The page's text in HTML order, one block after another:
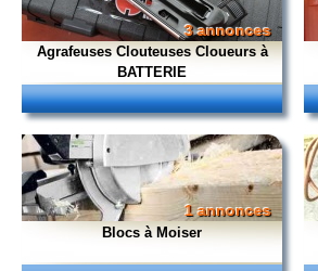
3 annonces
Agrafeuses Clouteuses Cloueurs à
BATTERIE
1 annonces
Blocs à Moiser